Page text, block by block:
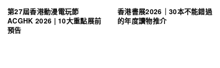
第27屆香港動漫電玩節
ACGHK 2026 | 10大重點展前
預告
香港書展2026｜30本不能錯過
的年度讀物推介